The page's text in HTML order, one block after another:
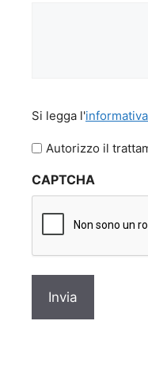
legga
l'informativa
privacy
Si legga l'
Autorizzo il
CAPTCHA